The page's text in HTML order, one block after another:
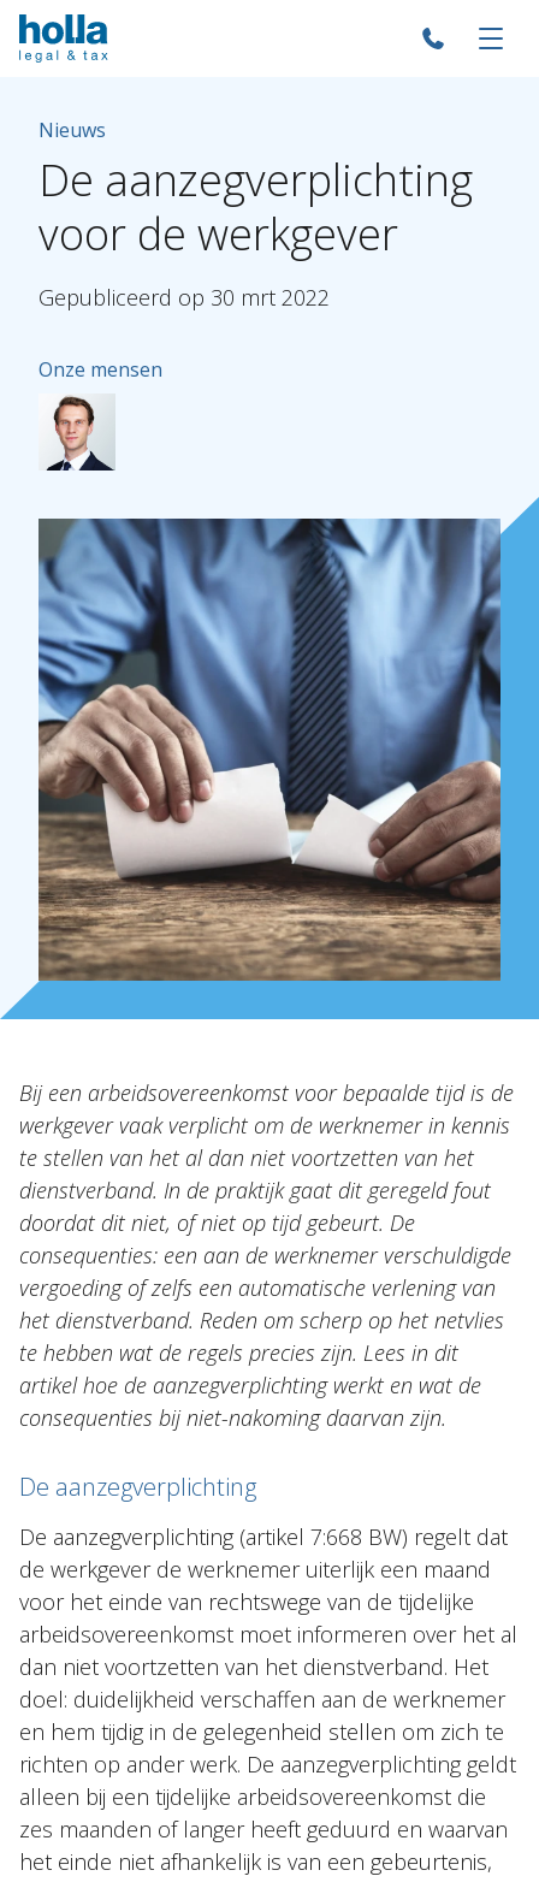
Over Holla
Onze mensen
Expertises
Topics
Nieuws
NL EN DE FR
Nieuws
De aanzegverplichting
voor de werkgever
Gepubliceerd op 30 mrt 2022
Onze mensen
Bij een arbeidsovereenkomst voor bepaalde tijd is de
werkgever vaak verplicht om de werknemer in kennis
te stellen van het al dan niet voortzetten van het
dienstverband. In de praktijk gaat dit geregeld fout
doordat dit niet, of niet op tijd gebeurt. De
consequenties: een aan de werknemer verschuldigde
vergoeding of zelfs een automatische verlening van
het dienstverband. Reden om scherp op het netvlies
te hebben wat de regels precies zijn. Lees in dit
artikel hoe de aanzegverplichting werkt en wat de
consequenties bij niet-nakoming daarvan zijn.
De aanzegverplichting
De aanzegverplichting (artikel 7:668 BW) regelt dat
de werkgever de werknemer uiterlijk een maand
voor het einde van rechtswege van de tijdelijke
arbeidsovereenkomst moet informeren over het al
dan niet voortzetten van het dienstverband. Het
doel: duidelijkheid verschaffen aan de werknemer
en hem tijdig in de gelegenheid stellen om zich te
richten op ander werk. De aanzegverplichting geldt
alleen bij een tijdelijke arbeidsovereenkomst die
zes maanden of langer heeft geduurd en waarvan
het einde niet afhankelijk is van een gebeurtenis,